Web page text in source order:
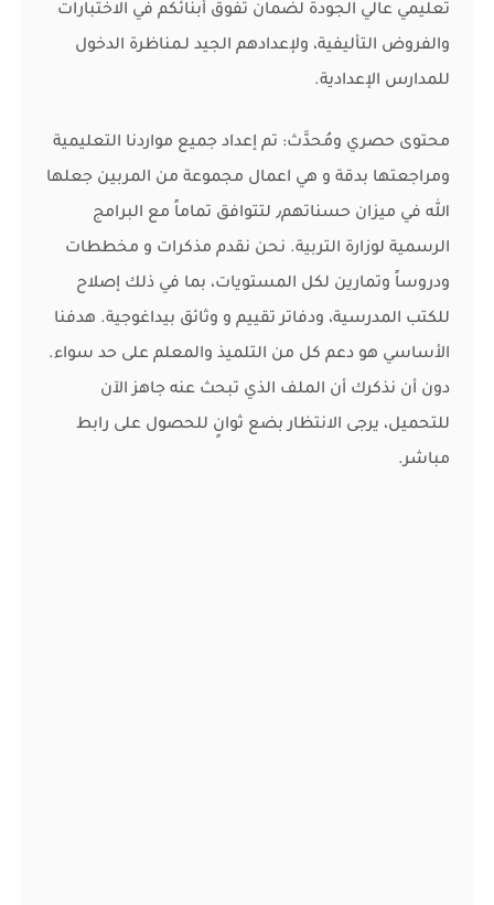
تعليمي عالي الجودة لضمان تفوق أبنائكم في الاختبارات
والفروض التأليفية، ولإعدادهم الجيد لـمناظرة الدخول
للمدارس الإعدادية.
محتوى حصري ومُحدَّث: تم إعداد جميع مواردنا التعليمية
ومراجعتها بدقة و هي اعمال مجموعة من المربين جعلها
الله في ميزان حسناتهم٫ لتتوافق تماماً مع البرامج
الرسمية لوزارة التربية. نحن نقدم مذكرات و مخططات
ودروساً وتمارين لكل المستويات، بما في ذلك إصلاح
للكتب المدرسية، ودفاتر تقييم و وثائق بيداغوجية. هدفنا
الأساسي هو دعم كل من التلميذ والمعلم على حد سواء.
دون أن نذكرك أن الملف الذي تبحث عنه جاهز الآن
للتحميل، يرجى الانتظار بضع ثوانٍ للحصول على رابط
مباشر.